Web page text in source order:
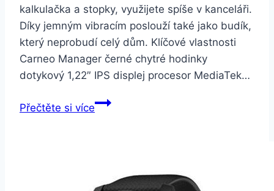
kalkulačka a stopky, využijete spíše v kanceláři.
Díky jemným vibracím poslouží také jako budík,
který neprobudí celý dům. Klíčové vlastnosti
Carneo Manager černé chytré hodinky
dotykový 1,22″ IPS displej procesor MediaTek…
Přečtěte si víceCarneo